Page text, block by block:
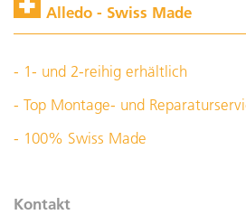
Alledo - Swiss Made
- 1- und 2-reihig erhältlich
- Top Montage- und
- 100% Swiss Made
Kontakt